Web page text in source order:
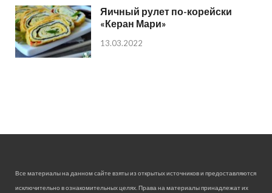
Яичный рулет по-корейски
«Керан Мари»
13.03.2022
Все материалы на данном сайте взяты из открытых источников и предоставляются
исключительно в ознакомительных целях. Права на материалы принадлежат их